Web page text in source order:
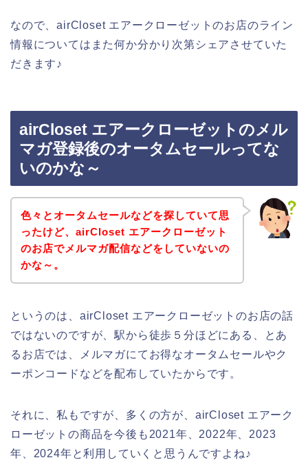
なので、airCloset エアークローゼットのお店のライン
情報についてはまた何か分かり次第シェアさせていた
だきます♪
airCloset エアークローゼットのメル
マガ登録後のオータムセールってな
いのかな～
色々とオータムセールなどを探していて思
ったけど、airCloset エアークローゼット
のお店でメルマガ配信などをしていないの
かな～。
というのは、airCloset エアークローゼットのお店の話
ではないのですが、駅から徒歩５分ほどにある、とあ
るお店では、メルマガにてお得なオータムセールやク
ーポンコードなどを配布していたからです。
それに、私もですが、多くの方が、airCloset エアーク
ローゼットの商品を今後も2021年、2022年、2023
年、2024年と利用していくと思うんですよね♪